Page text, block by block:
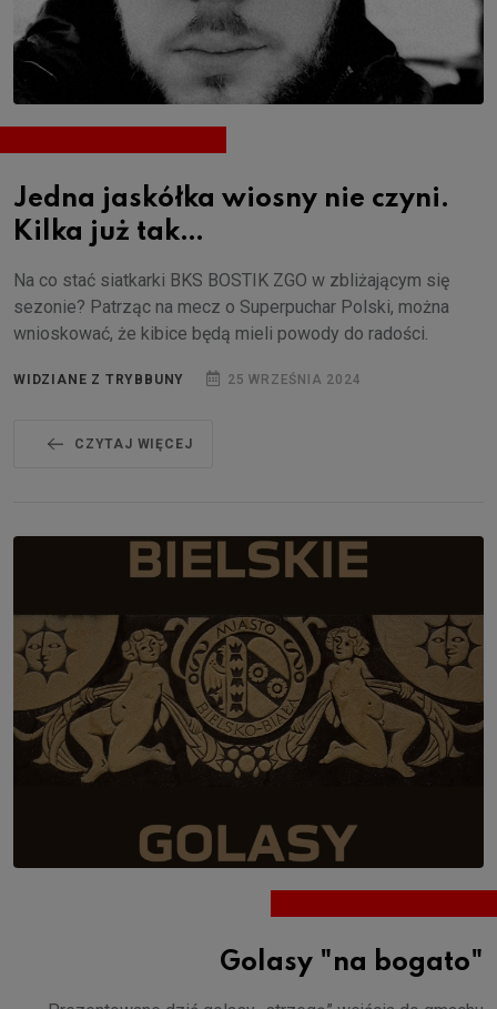
Jedna jaskółka wiosny nie czyni.
Kilka już tak…
Na co stać siatkarki BKS BOSTIK ZGO w zbliżającym się
sezonie? Patrząc na mecz o Superpuchar Polski, można
wnioskować, że kibice będą mieli powody do radości.
WIDZIANE Z TRYBBUNY 25 WRZEŚNIA 2024
CZYTAJ WIĘCEJ
Golasy "na bogato"